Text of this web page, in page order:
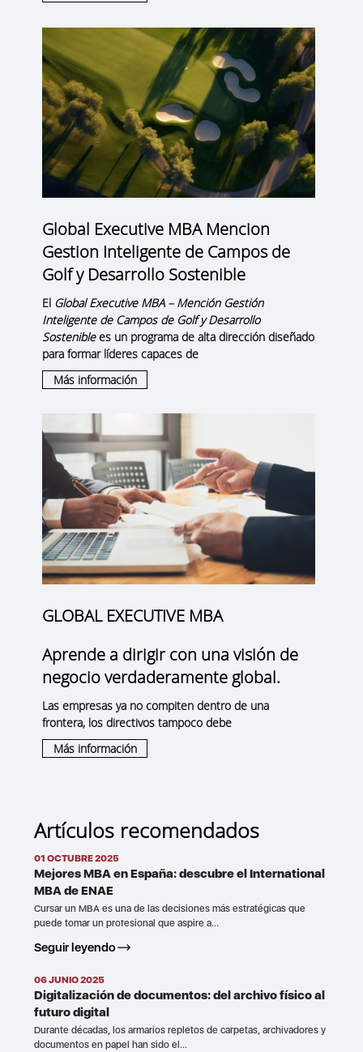
Global Executive MBA Mencion
Gestion Inteligente de Campos de
Golf y Desarrollo Sostenible
El Global Executive MBA – Mención Gestión
Inteligente de Campos de Golf y Desarrollo
Sosteniblees un programa de alta dirección diseñado
para formar líderes capaces de
Más información
GLOBAL EXECUTIVE MBA
Aprende a dirigir con una visión de
negocio verdaderamente global.
Las empresas ya no compiten dentro de una
frontera, los directivos tampoco debe
Más información
Artículos recomendados
01 OCTUBRE 2025
Mejores MBA en España: descubre el International
MBA de ENAE
Cursar un MBA es una de las decisiones más estratégicas que
puede tomar un profesional que aspire a...
Seguir leyendo
06 JUNIO 2025
Digitalización de documentos: del archivo físico al
futuro digital
Durante décadas, los armarios repletos de carpetas, archivadores y
documentos en papel han sido el...